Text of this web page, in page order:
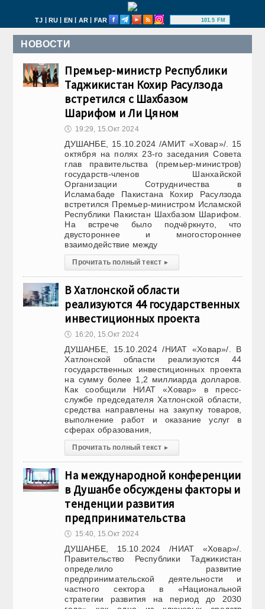
TJ | RU | EN | AR | FAR 101.5 FM
НОВОСТИ
Премьер-министр Республики
Таджикистан Кохир Расулзода
встретился с Шахбазом
Шарифом и Ли Цяном
🕔 19:29, 15.Окт 2024
ДУШАНБЕ, 15.10.2024 /АМИТ «Ховар»/. 15
октября на полях 23-го заседания Совета
глав правительства (премьер-министров)
государств-членов Шанхайской
Организации Сотрудничества в
Исламабаде Пакистана Кохир Расулзода
встретился Премьер-министром Исламской
Республики Пакистан Шахбазом Шарифом.
На встрече было подчёркнуто, что
двустороннее и многостороннее
взаимодействие между
Прочитать полный текст ▸
В Хатлонской области
реализуются 44 государственных
инвестиционных проекта
🕔 16:20, 15.Окт 2024
ДУШАНБЕ, 15.10.2024 /НИАТ «Ховар»/. В
Хатлонской области реализуются 44
государственных инвестиционных проекта
на сумму более 1,2 миллиарда долларов.
Как сообщили НИАТ «Ховар» в пресс-
службе председателя Хатлонской области,
средства направлены на закупку товаров,
выполнение работ и оказание услуг в
сферах образования,
Прочитать полный текст ▸
На международной конференции
в Душанбе обсуждены факторы и
тенденции развития
предпринимательства
🕔 15:40, 15.Окт 2024
ДУШАНБЕ, 15.10.2024 /НИАТ «Ховар»/.
Правительство Республики Таджикистан
определило развитие
предпринимательской деятельности и
частного сектора в «Национальной
стратегии развития на период до 2030